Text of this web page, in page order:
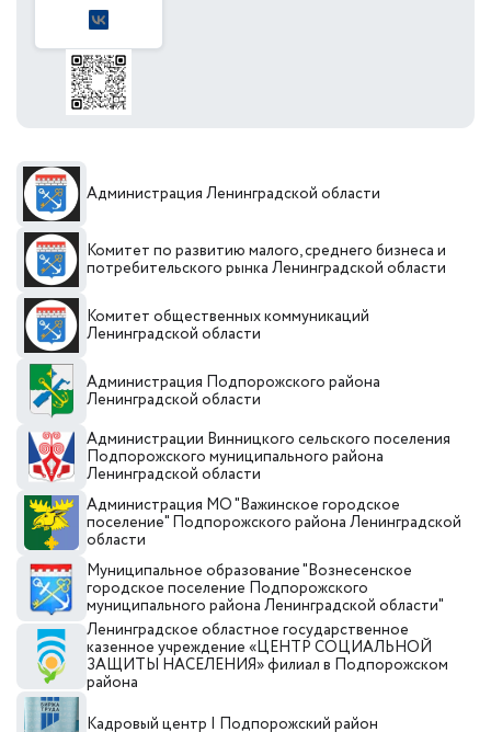
Администрация Ленинградской области
Комитет по развитию малого, среднего бизнеса и
потребительского рынка Ленинградской области
Комитет общественных коммуникаций
Ленинградской области
Администрация Подпорожского района
Ленинградской области
Администрации Винницкого сельского поселения
Подпорожского муниципального района
Ленинградской области
Администрация МО "Важинское городское
поселение" Подпорожского района Ленинградской
области
Муниципальное образование "Вознесенское
городское поселение Подпорожского
муниципального района Ленинградской области"
Ленинградское областное государственное
казенное учреждение «ЦЕНТР СОЦИАЛЬНОЙ
ЗАЩИТЫ НАСЕЛЕНИЯ» филиал в Подпорожском
района
Кадровый центр I Подпорожский район